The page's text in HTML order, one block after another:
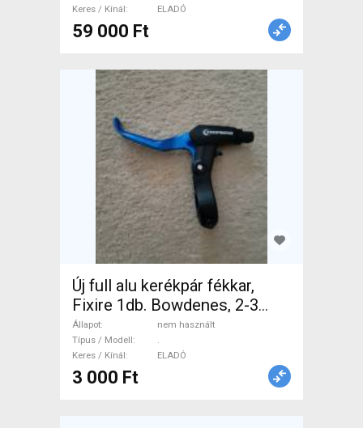
Keres / Kínál ELADÓ
59 000 Ft
Új full alu kerékpár fékkar,
Fixire 1db. Bowdenes, 2-3
ujjas. . Mountain Bike
Alkatrész, MTB Fék /
Fékszett nem használt
ELADÓ
Állapot
nem használt
Típus / Modell
.
Keres / Kínál
ELADÓ
3 000 Ft